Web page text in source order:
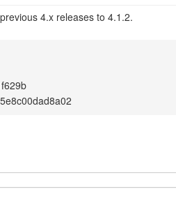
4.x releases to 4.1.2.